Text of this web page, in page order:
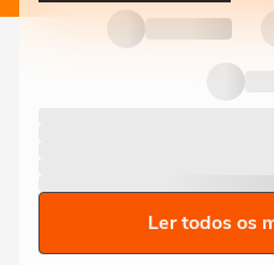
Ler todos os